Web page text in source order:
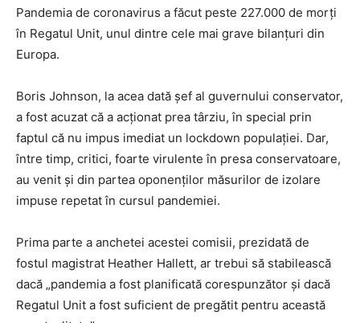
Pandemia de coronavirus a făcut peste 227.000 de morţi
în Regatul Unit, unul dintre cele mai grave bilanţuri din
Europa.
Boris Johnson, la acea dată şef al guvernului conservator,
a fost acuzat că a acţionat prea târziu, în special prin
faptul că nu impus imediat un lockdown populaţiei. Dar,
între timp, critici, foarte virulente în presa conservatoare,
au venit şi din partea oponenţilor măsurilor de izolare
impuse repetat în cursul pandemiei.
Prima parte a anchetei acestei comisii, prezidată de
fostul magistrat Heather Hallett, ar trebui să stabilească
dacă „pandemia a fost planificată corespunzător şi dacă
Regatul Unit a fost suficient de pregătit pentru această